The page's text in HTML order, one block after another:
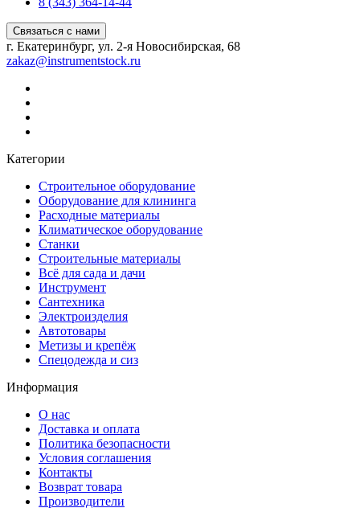
Связаться с нами
г. Екатеринбург, ул. 2-я Новосибирская, 68
zakaz@instrumentstock.ru
Категории
Строительное оборудование
Оборудование для клининга
Расходные материалы
Климатическое оборудование
Станки
Строительные материалы
Всё для сада и дачи
Инструмент
Сантехника
Электроизделия
Автотовары
Метизы и крепёж
Спецодежда и сиз
Информация
О нас
Доставка и оплата
Политика безопасности
Условия соглашения
Контакты
Возврат товара
Производители